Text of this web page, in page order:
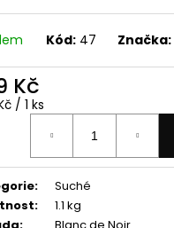
Kód: 47 Značka:
Kč
/ 1 ks
:
Suché
:
1.1 kg
:
Blanc de Noir
L